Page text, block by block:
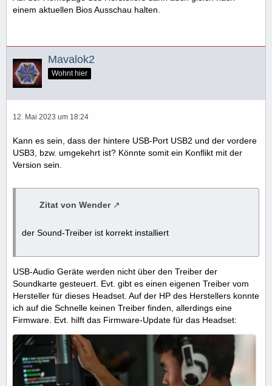
einem aktuellen Bios Ausschau halten.
Mavalok2
Wohnt hier
12. Mai 2023 um 18:24
Kann es sein, dass der hintere USB-Port USB2 und der vordere
USB3, bzw. umgekehrt ist? Könnte somit ein Konflikt mit der
Version sein.
Zitat von Wender
der Sound-Treiber ist korrekt installiert
USB-Audio Geräte werden nicht über den Treiber der
Soundkarte gesteuert. Evt. gibt es einen eigenen Treiber vom
Hersteller für dieses Headset. Auf der HP des Herstellers konnte
ich auf die Schnelle keinen Treiber finden, allerdings eine
Firmware. Evt. hilft das Firmware-Update für das Headset: